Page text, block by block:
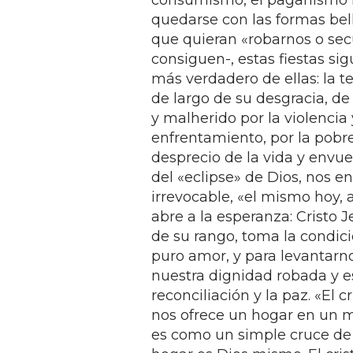
quedarse con las formas
que quieran «robarnos o
consiguen-, estas fiestas
más verdadero de ellas: la
de largo de su desgracia,
y malherido por la violencia
enfrentamiento, por la
desprecio de la vida y
del «eclipse» de Dios, nos
irrevocable, «el mismo hoy,
abre a la esperanza: Cristo
de su rango, toma la
puro amor, y para
nuestra dignidad robada y
reconciliación y la paz. «El
nos ofrece un hogar en un
es como un simple cruce